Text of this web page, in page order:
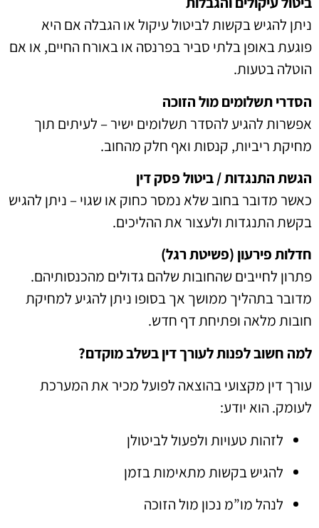
ניתן להגיש בקשות לביטול עיקול או הגבלה אם היא
פוגעת באופן בלתי סביר בפרנסה או באורח החיים, או אם
הוטלה בטעות.
הסדרי תשלומים מול הזוכה
אפשרות להגיע להסדר תשלומים ישיר – לעיתים תוך
מחיקת ריביות, קנסות ואף חלק מהחוב.
הגשת התנגדות / ביטול פסק דין
כאשר מדובר בחוב שלא נמסר כחוק או שגוי – ניתן להגיש
בקשת התנגדות ולעצור את ההליכים.
חדלות פירעון (פשיטת רגל)
פתרון לחייבים שהחובות שלהם גדולים מהכנסותיהם.
מדובר בתהליך ממושך אך בסופו ניתן להגיע למחיקת
חובות מלאה ופתיחת דף חדש.
למה חשוב לפנות לעורך דין בשלב מוקדם?
עורך דין מקצועי בהוצאה לפועל מכיר את המערכת
לעומק. הוא יודע:
לזהות טעויות ולפעול לביטולן
להגיש בקשות מתאימות בזמן
לנהל מו”מ נכון מול הזוכה